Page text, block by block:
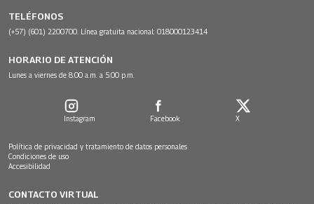
TELÉFONOS
(+57) (601) 2200700. Línea gratuita nacional: 018000123414
HORARIO DE ATENCIÓN
Lunes a viernes de 8:00 a.m. a 5:00 p.m.
Instagram Facebook X
Política de privacidad y tratamiento de datos personales
Condiciones de uso
Accesibilidad
CONTACTO VIRTUAL